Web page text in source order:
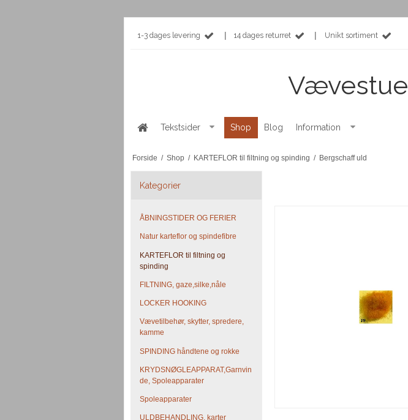
1-3 dages levering | 14 dages returret | Unikt sortiment
Tekstsider Shop Blog Information
Forside / Shop / KARTEFLOR til filtning og spinding / Bergschaff uld
Kategorier
ÅBNINGSTIDER OG FERIER
Natur karteflor og spindefibre
KARTEFLOR til filtning og
spinding
FILTNING, gaze,silke,nåle
LOCKER HOOKING
Vævetilbehør, skytter, spredere,
kamme
SPINDING håndtene og rokke
KRYDSNØGLEAPPARAT,Garnvin
de, Spoleapparater
Spoleapparater
ULDBEHANDLING, karter